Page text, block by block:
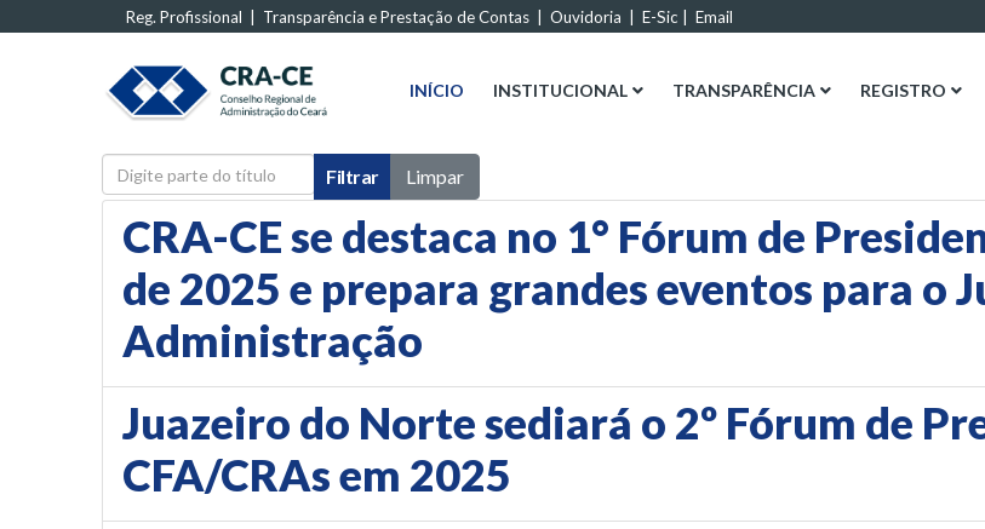
Reg. Profissional Transparência e Prestação de Contas Ouvidoria E-Sic Email
INÍCIO INSTITUCIONAL TRANSPARÊNCIA REGISTRO
Digite parte do título Filtrar Limpar
CRA-CE se destaca no 1° Fórum de
de 2025 e prepara grandes eventos para o
Administração
Juazeiro do Norte sediará o 2º Fórum de
CFA/CRAs em 2025